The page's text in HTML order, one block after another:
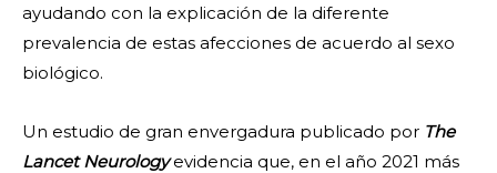
ayudando con la explicación de la diferente
prevalencia de estas afecciones de acuerdo al sexo
biológico.
Un estudio de gran envergadura publicado por The
Lancet Neurologyevidencia que, en el año 2021 más